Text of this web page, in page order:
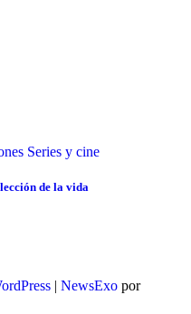
Series y cine
de la vida
| NewsExo por